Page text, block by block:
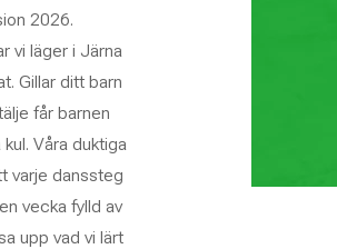
2026.
vi läger i Järna
Gillar ditt barn
får barnen
Våra duktiga
varje danssteg
vecka fylld av
upp vad vi lärt